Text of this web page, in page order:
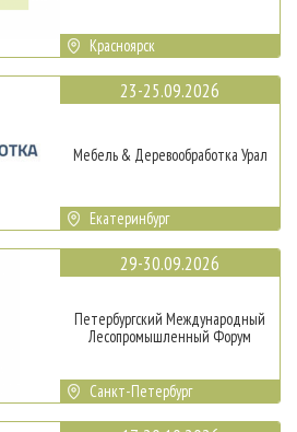
Красноярск
23-25.09.2026
Мебель & Деревообработка Урал
Екатеринбург
29-30.09.2026
Петербургский Международный
Лесопромышленный Форум
Санкт-Петербург